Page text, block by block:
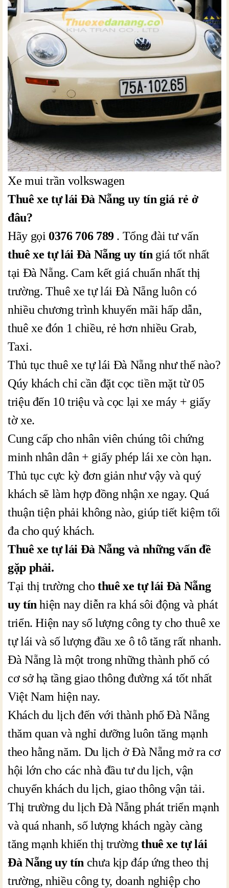
Xe mui trần volkswagen
Thuê xe tự lái Đà Nẵng uy tín giá rẻ ở
đâu?
Hãy gọi 0376 706 789. Tổng đài tư vấn
thuê xe tự lái Đà Nẵng uy tín giá tốt nhất
tại Đà Nẵng. Cam kết giá chuẩn nhất thị
trường. Thuê xe tự lái Đà Nẵng luôn có
nhiều chương trình khuyến mãi hấp dẫn,
thuê xe đón 1 chiều, rẻ hơn nhiều Grab,
Taxi.
Thủ tục thuê xe tự lái Đà Nẵng như thế nào?
Qúy khách chỉ cần đặt cọc tiền mặt từ 05
triệu đến 10 triệu và cọc lại xe máy + giấy
tờ xe.
Cung cấp cho nhân viên chúng tôi chứng
minh nhân dân + giấy phép lái xe còn hạn.
Thủ tục cực kỳ đơn giản như vậy và quý
khách sẽ làm hợp đồng nhận xe ngay. Quá
thuận tiện phải không nào, giúp tiết kiệm tối
đa cho quý khách.
Thuê xe tự lái Đà Nẵng và những vấn đề
gặp phải.
Tại thị trường chothuê xe tự lái Đà Nẵng
uy tínhiện nay diễn ra khá sôi động và phát
triển. Hiện nay số lượng công ty cho thuê xe
tự lái và số lượng đầu xe ô tô tăng rất nhanh.
Đà Nẵng là một trong những thành phố có
cơ sở hạ tầng giao thông đường xá tốt nhất
Việt Nam hiện nay.
Khách du lịch đến với thành phố Đà Nẵng
thăm quan và nghỉ dưỡng luôn tăng mạnh
theo hằng năm. Du lịch ở Đà Nẵng mở ra cơ
hội lớn cho các nhà đầu tư du lịch, vận
chuyển khách du lịch, giao thông vận tải.
Thị trường du lịch Đà Nẵng phát triển mạnh
và quá nhanh, số lượng khách ngày càng
tăng mạnh khiến thị trườngthuê xe tự lái
Đà Nẵng uy tín chưa kịp đáp ứng theo thị
trường, nhiều công ty, doanh nghiệp cho